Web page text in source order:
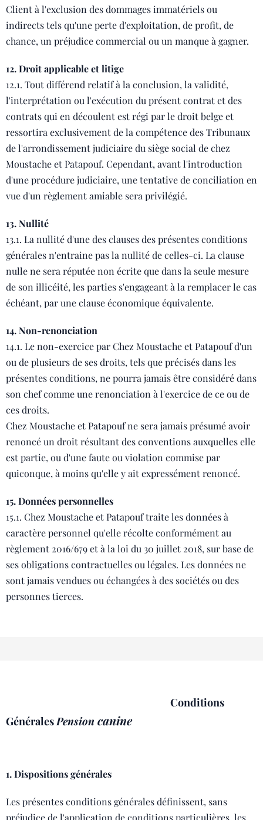
Client à l'exclusion des dommages immatériels ou
indirects tels qu'une perte d'exploitation, de profit, de
chance, un préjudice commercial ou un manque à gagner.
12. Droit applicableet litige
12.1. Tout différend relatif à la conclusion, la validité,
l'interprétation ou l'exécution du présent contrat et des
contrats qui en découlent est régi par le droit belge et
ressortira exclusivement de la compétence des Tribunaux
de l'arrondissement judiciaire du siège social de chez
Moustache et Patapouf. Cependant, avant l'introduction
d'une procédure judiciaire, une tentative de conciliation en
vue d'un règlement amiable sera privilégié.
13. Nullité
13.1. La nullité d'une des clauses des présentes conditions
générales n'entraine pas la nullité de celles-ci. La clause
nulle ne sera réputée non écrite que dans la seule mesure
de son illicéité, les parties s'engageant à la remplacer le cas
échéant, par une clause économique équivalente.
14. Non-renonciation
14.1. Le non-exercice par Chez Moustache et Patapouf d'un
ou de plusieurs de ses droits, tels que précisés dans les
présentes conditions, ne pourra jamais être considéré dans
son chef comme une renonciation à l'exercice de ce ou de
ces droits.
Chez Moustache et Patapouf ne sera jamais présumé avoir
renoncé un droit résultant des conventions auxquelles elle
est partie, ou d'une faute ou violation commise par
quiconque, à moins qu'elle y ait expressément renoncé.
15. Données personnelles
15.1. Chez Moustache et Patapouf traite les données à
caractère personnel qu'elle récolte conformément au
règlement 2016/679 et à la loi du 30 juillet 2018, sur base de
ses obligations contractuelles ou légales. Les données ne
sont jamais vendues ou échangées à des sociétés ou des
personnes tierces.
Conditions
GénéralesPension canine
1. Dispositions générales
Les présentes conditions générales définissent, sans
préjudice de l'application de conditions particulières, les